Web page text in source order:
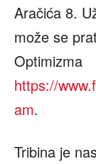
Aračića 8.
može se
Optimizma
https://
am.
Tribina je